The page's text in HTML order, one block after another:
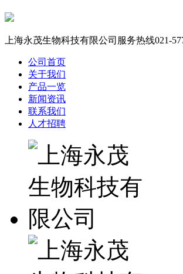
上海永茂生物科技有限公司服务热线021-
公司首页
关于我们
产品一览
新闻资讯
联系我们
人才招聘